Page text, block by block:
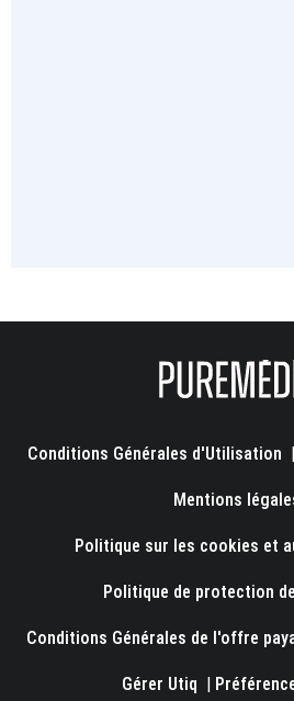
Conditions Générales d'Utilisation
Mentions
Politique sur les cookies et
Politique de protection
Conditions Générales de l'offre
Gérer Utiq